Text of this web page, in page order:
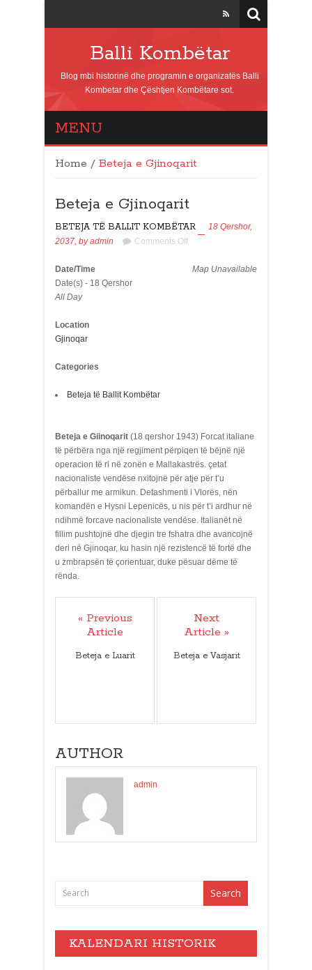
Balli Kombëtar
Blog mbi historinë dhe programin e organizatës Balli
Kombetar dhe Çështjen Kombëtare sot.
MENU
Home / Beteja e Gjinoqarit
Beteja e Gjinoqarit
BETEJA TË BALLIT KOMBËTAR
18 Qershor,
2037, byadmin Comments Off
Map Unavailable
Date/Time
Date(s) - 18 Qershor
All Day
Location
Gjinoqar
Categories
Beteja të Ballit Kombëtar
Beteja e Giinoqarit (18 qershor 1943) Forcat italiane
të përbëra nga një regjiment përpiqen të bëjnë një
operacion të ri në zonën e Mallakastrës. çetat
nacionaliste vendëse nxitojnë për atje për t’u
përballur me armikun. Detashmenti i Vlorës, nën
komandën e Hysni Lepenicës, u nis për t’i ardhur në
ndihmë forcave nacionaliste vendëse. Italianët në
fillim pushtojnë dhe djegin tre fshatra dhe avancojnë
deri në Gjinoqar, ku hasin një rezistencë të fortë dhe
u zmbrapsën të çorientuar, duke pësuar dëme të
rënda.
« Previous
Article
Beteja e Luarit
Next
Article »
Beteja e Vasjarit
AUTHOR
admin
KALENDARI HISTORIK